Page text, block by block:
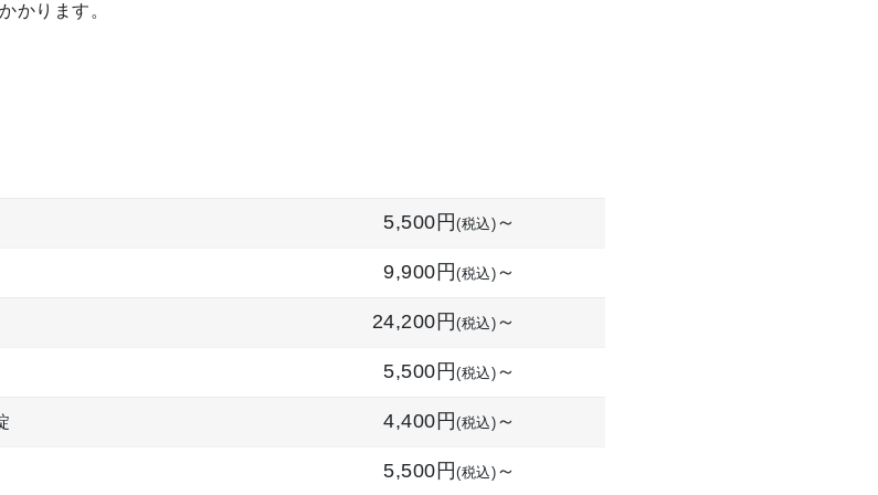
かります。
5,500円 (税込) ～
9,900円 (税込) ～
24,200円 (税込) ～
5,500円 (税込) ～
4,400円 (税込) ～
5,500円 (税込) ～